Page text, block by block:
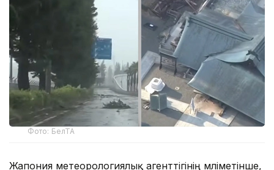
Фото: БелТА
Жапония метеорологиялық агенттігінің мәліметінше,